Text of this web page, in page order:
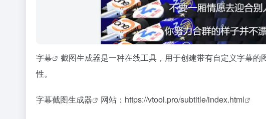
字幕
截图生成器是一种在线工具，用于创建带有自定义字幕
性。
字幕截图生成器 网站： https://vtool.pro/subtitle/index.html